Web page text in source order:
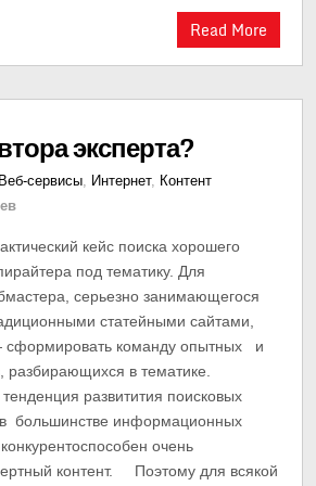
Read More
эксперта?
Веб-сервисы, Интернет, Контент
кейс поиска хорошего
под тематику. Для
серьезно занимающегося
статейными сайтами,
сформировать команду опытных и
разбирающихся в тематике.
развитития поисковых
в большинстве информационных
очень
контент. Поэтому для всякой